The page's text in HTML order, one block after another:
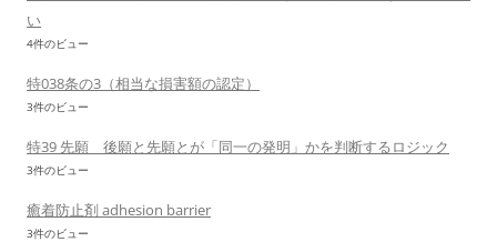
い
4件のビュー
特038条の3（相当な損害額の認定）
3件のビュー
特39 先願 後願と先願とが「同一の発明」かを判断するロジック
3件のビュー
癒着防止剤 adhesion barrier
3件のビュー